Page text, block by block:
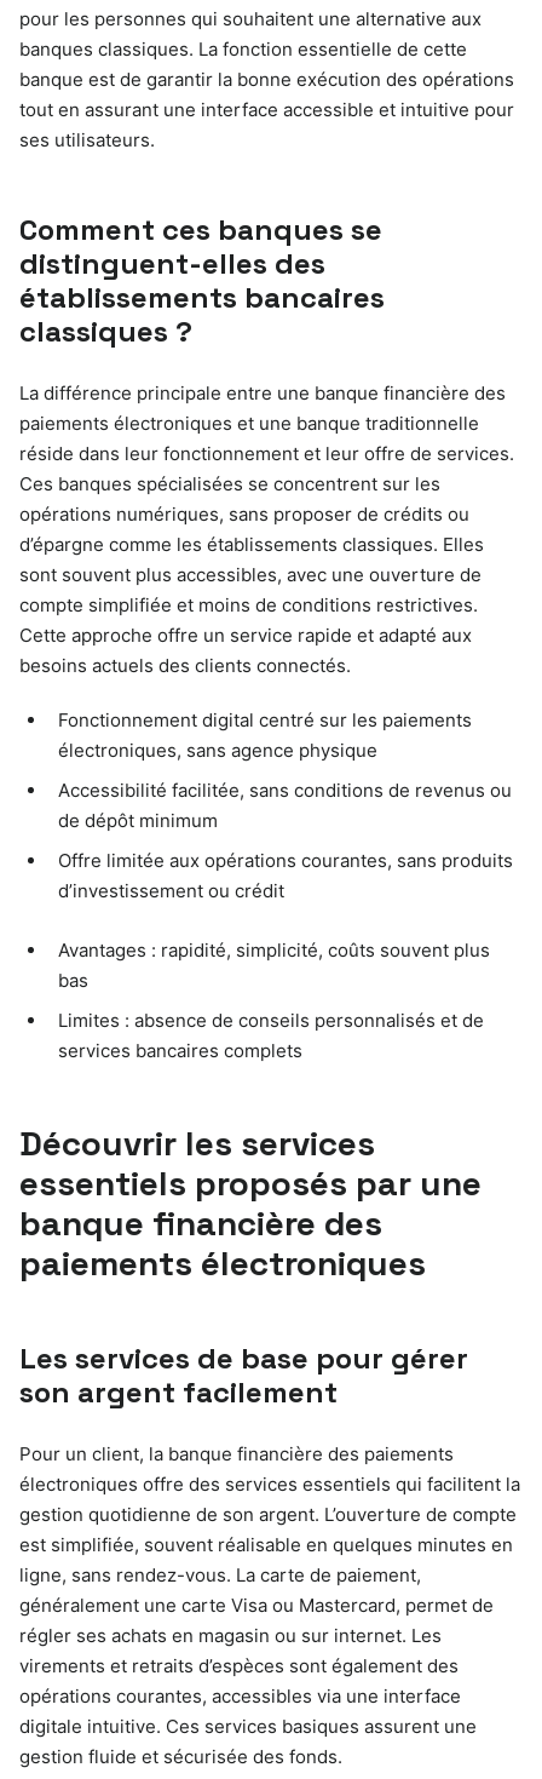
pour les personnes qui souhaitent une alternative aux
banques classiques. La fonction essentielle de cette
banque est de garantir la bonne exécution des opérations
tout en assurant une interface accessible et intuitive pour
ses utilisateurs.
Comment ces banques se
distinguent-elles des
établissements bancaires
classiques ?
La différence principale entre une banque financière des
paiements électroniques et une banque traditionnelle
réside dans leur fonctionnement et leur offre de services.
Ces banques spécialisées se concentrent sur les
opérations numériques, sans proposer de crédits ou
d’épargne comme les établissements classiques. Elles
sont souvent plus accessibles, avec une ouverture de
compte simplifiée et moins de conditions restrictives.
Cette approche offre un service rapide et adapté aux
besoins actuels des clients connectés.
Fonctionnement digital centré sur les paiements
électroniques, sans agence physique
Accessibilité facilitée, sans conditions de revenus ou
de dépôt minimum
Offre limitée aux opérations courantes, sans produits
d’investissement ou crédit
Avantages : rapidité, simplicité, coûts souvent plus
bas
Limites : absence de conseils personnalisés et de
services bancaires complets
Découvrir les services
essentiels proposés par une
banque financière des
paiements électroniques
Les services de base pour gérer
son argent facilement
Pour un client, la banque financière des paiements
électroniques offre des services essentiels qui facilitent la
gestion quotidienne de son argent. L’ouverture de compte
est simplifiée, souvent réalisable en quelques minutes en
ligne, sans rendez-vous. La carte de paiement,
généralement une carte Visa ou Mastercard, permet de
régler ses achats en magasin ou sur internet. Les
virements et retraits d’espèces sont également des
opérations courantes, accessibles via une interface
digitale intuitive. Ces services basiques assurent une
gestion fluide et sécurisée des fonds.